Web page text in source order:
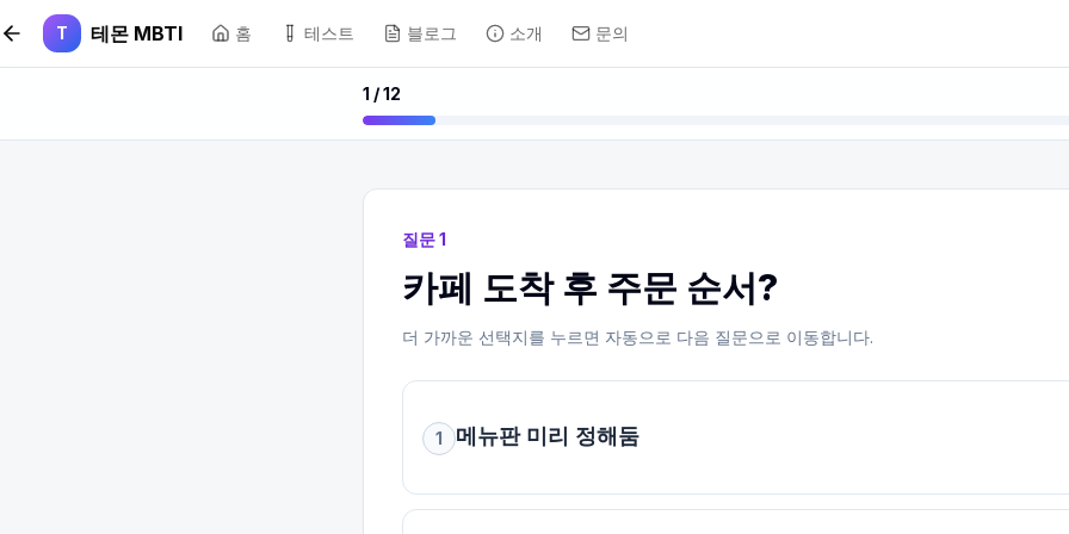
본문 바로가기
T 테몬 MBTI 홈 테스트 블로그 소개 문의
1 /12
질문1
카페 도착 후 주문 순서?
더 가까운 선택지를 누르면 자동으로 다음 질문으로 이동합니다.
1 메뉴판 미리 정해둠